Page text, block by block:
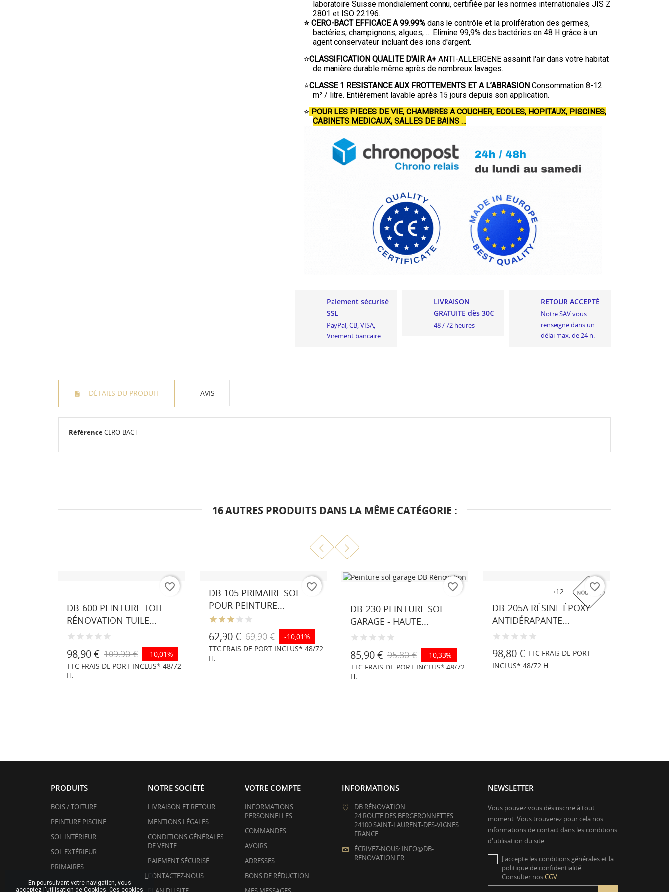
laboratoire Suisse mondialement connu, certifiée par les normes internationales JIS Z
2801 et ISO 22196.
⭐ CERO-BACT EFFICACE A 99.99% dans le contrôle et la prolifération des germes,
bactéries, champignons, algues, … Elimine 99,9% des bactéries en 48 H grâce à un
agent conservateur incluant des ions d'argent.
⭐CLASSIFICATION QUALITE D'AIR A+ ANTI-ALLERGENE assainit l'air dans votre habitat
de manière durable même après de nombreux lavages.
⭐CLASSE 1 RESISTANCE AUX FROTTEMENTS ET A L’ABRASION Consommation 8-12
m² / litre. Entièrement lavable après 15 jours depuis son application.
⭐ POUR LES PIECES DE VIE, CHAMBRES A COUCHER, ECOLES, HOPITAUX, PISCINES,
CABINETS MEDICAUX, SALLES DE BAINS …
Paiement sécurisé
SSL
PayPal, CB, VISA,
Virement bancaire
LIVRAISON
GRATUITE dès 30€
48 / 72 heures
RETOUR ACCEPTÉ
Notre SAV vous
renseigne dans un
délai max. de 24 h.
DÉTAILS DU PRODUIT AVIS
RéférenceCERO-BACT
16 AUTRES PRODUITS DANS LA MÊME CATÉGORIE :
similaire
RAL
DB-600 PEINTURE TOIT
RÉNOVATION TUILE...
98,90 € 109,90 €
-10,01%
TTC FRAIS DE PORT INCLUS* 48/72
H.
favorite_border
DB-105 PRIMAIRE SOL
POUR PEINTURE...
62,90 € 69,90 €
-10,01%
TTC FRAIS DE PORT INCLUS* 48/72
H.
favorite_border
similaire
RAL
similaire
RAL
similaire
RAL
DB-230 PEINTURE SOL
GARAGE - HAUTE...
85,90 € 95,80 €
-10,33%
TTC FRAIS DE PORT INCLUS* 48/72
H.
favorite_border NOUVEAU
demande
similaire
RAL
9005
anthracite
similaire
RAL
Gris
ardoise
similaire
RAL
+12
DB-205A RÉSINE ÉPOXY
ANTIDÉRAPANTE...
98,80 € TTC FRAIS DE PORT
INCLUS* 48/72 H.
favorite_border
PRODUITS
BOIS / TOITURE
PEINTURE PISCINE
SOL INTÉRIEUR
SOL EXTÉRIEUR
PRIMAIRES
NOTRE SOCIÉTÉ
LIVRAISON ET RETOUR
MENTIONS LÉGALES
CONDITIONS GÉNÉRALES
DE VENTE
PAIEMENT SÉCURISÉ
CONTACTEZ-NOUS
VOTRE COMPTE
INFORMATIONS
PERSONNELLES
COMMANDES
AVOIRS
ADRESSES
BONS DE RÉDUCTION
INFORMATIONS
DB RÉNOVATION
24 ROUTE DES BERGERONNETTES
24100 SAINT-LAURENT-DES-VIGNES
FRANCE
ÉCRIVEZ-NOUS: INFO@DB-
RENOVATION.FR
NEWSLETTER
Vous pouvez vous désinscrire à tout
moment. Vous trouverez pour cela nos
informations de contact dans les conditions
d'utilisation du site.
J'accepte les conditions générales et la
politique de confidentialité
Consulter nosCGV
En poursuivant votre navigation, vous
acceptez l'utilisation de Cookies. Ces cookies